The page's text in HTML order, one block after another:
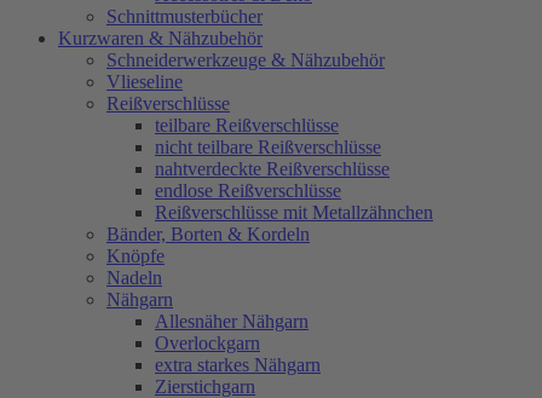
Schnittmusterbücher
Kurzwaren & Nähzubehör
Schneiderwerkzeuge & Nähzubehör
Vlieseline
Reißverschlüsse
teilbare Reißverschlüsse
nicht teilbare Reißverschlüsse
nahtverdeckte Reißverschlüsse
endlose Reißverschlüsse
Reißverschlüsse mit Metallzähnchen
Bänder, Borten & Kordeln
Knöpfe
Nadeln
Nähgarn
Allesnäher Nähgarn
Overlockgarn
extra starkes Nähgarn
Zierstichgarn